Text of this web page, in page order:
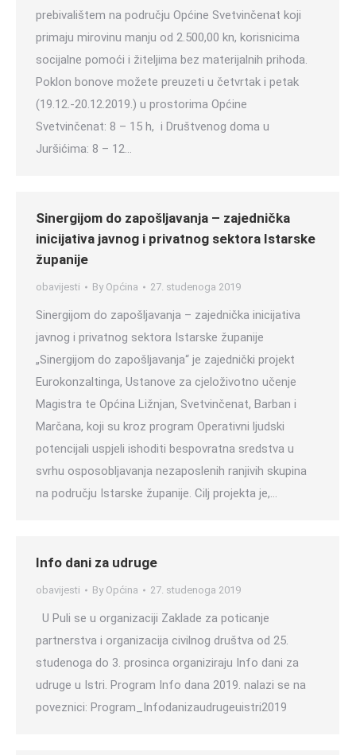
prebivalištem na području Općine Svetvinčenat koji
primaju mirovinu manju od 2.500,00 kn, korisnicima
socijalne pomoći i žiteljima bez materijalnih prihoda.
Poklon bonove možete preuzeti u četvrtak i petak
(19.12.-20.12.2019.) u prostorima Općine
Svetvinčenat: 8 – 15 h, i Društvenog doma u
Juršićima: 8 – 12…
Sinergijom do zapošljavanja – zajednička
inicijativa javnog i privatnog sektora Istarske
županije
obavijesti By Općina 27. studenoga 2019
Sinergijom do zapošljavanja – zajednička inicijativa
javnog i privatnog sektora Istarske županije
„Sinergijom do zapošljavanja“ je zajednički projekt
Eurokonzaltinga, Ustanove za cjeloživotno učenje
Magistra te Općina Ližnjan, Svetvinčenat, Barban i
Marčana, koji su kroz program Operativni ljudski
potencijali uspjeli ishoditi bespovratna sredstva u
svrhu osposobljavanja nezaposlenih ranjivih skupina
na području Istarske županije. Cilj projekta je,…
Info dani za udruge
obavijesti By Općina 27. studenoga 2019
U Puli se u organizaciji Zaklade za poticanje
partnerstva i organizacija civilnog društva od 25.
studenoga do 3. prosinca organiziraju Info dani za
udruge u Istri. Program Info dana 2019. nalazi se na
poveznici: Program_Infodanizaudrugeuistri2019